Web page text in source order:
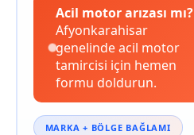
Acil motor arızası mı?
Afyonkarahisar
genelinde acil motor
tamircisi için hemen
formu doldurun.
MARKA + BÖLGE BAĞLAMI